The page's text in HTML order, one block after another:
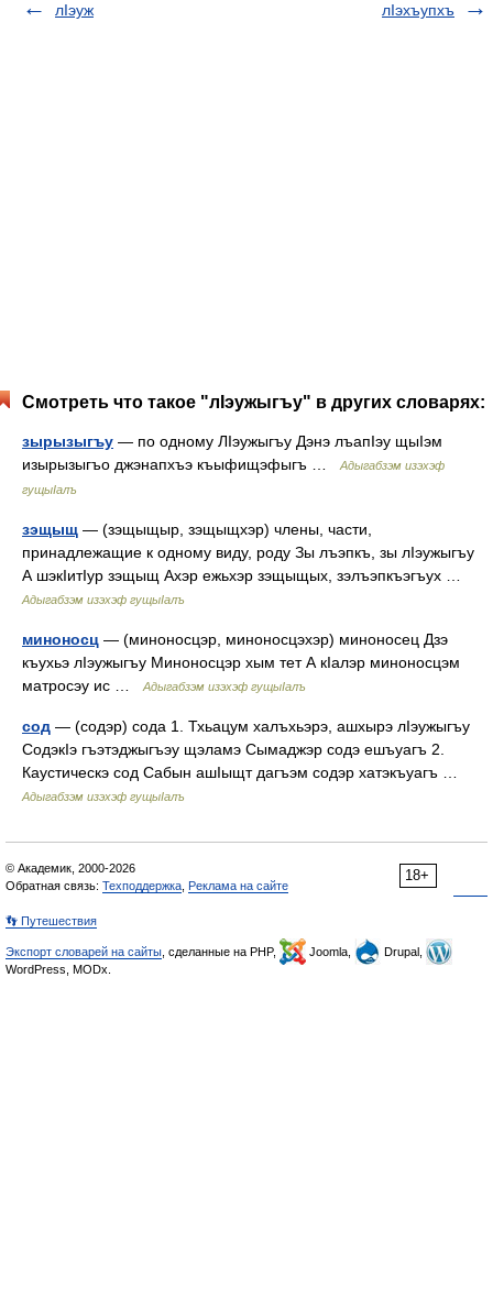
лIэуж
лIэхъупхъ
Смотреть что такое "лIэужыгъу" в других словарях:
зырызыгъу — по одному ЛIэужыгъу Дэнэ лъапIэу щыIэм
изырызыгъо джэнапхъэ къыфищэфыгъ …
Адыгабзэм изэхэф
гущыIалъ
зэщыщ — (зэщыщыр, зэщыщхэр) члены, части,
принадлежащие к одному виду, роду Зы лъэпкъ, зы лIэужыгъу
А шэкIитIур зэщыщ Ахэр ежьхэр зэщыщых, зэлъэпкъэгъух …
Адыгабзэм изэхэф гущыIалъ
миноносц — (миноносцэр, миноносцэхэр) миноносец Дзэ
къухьэ лIэужыгъу Миноносцэр хым тет А кIалэр миноносцэм
матросэу ис …
Адыгабзэм изэхэф гущыIалъ
сод — (содэр) сода 1. Тхьацум халъхьэрэ, ашхырэ лIэужыгъу
СодэкIэ гъэтэджыгъэу щэламэ Сымаджэр содэ ешъуагъ 2.
Каустическэ сод Сабын ашIыщт дагъэм содэр хатэкъуагъ …
Адыгабзэм изэхэф гущыIалъ
18+
© Академик, 2000-2026
Обратная связь: Техподдержка Реклама на сайте
👣 Путешествия
Экспорт словарей на сайты , сделанные на PHP, Joomla,
Drupal,
WordPress, MODx.